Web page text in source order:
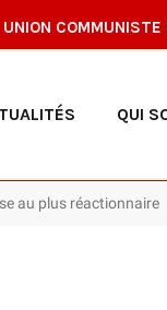
UNION
QUI
au plus réactionnaire